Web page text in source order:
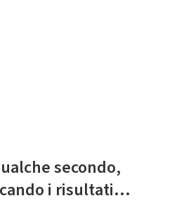
secondo,
i risultati...